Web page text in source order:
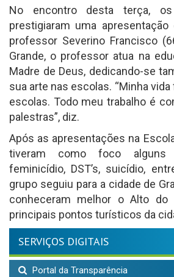
No encontro desta terça,
prestigiaram uma
professor Severino Francisco
Grande, o professor atua na
Madre de Deus, dedicando-se
sua arte nas escolas. “Minha
escolas. Todo meu trabalho é
palestras”, diz.
Após as apresentações na
tiveram como foco alguns
feminicídio, DST’s, suicídio,
grupo seguiu para a cidade de
conheceram melhor o Alto do
principais pontos turísticos da
SERVIÇOS DIGITAIS
Portal da Transparência